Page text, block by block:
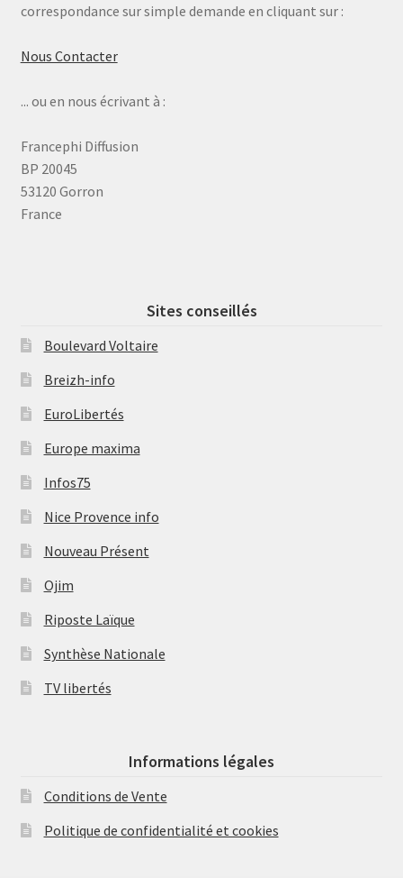
correspondance sur simple demande en cliquant sur :
Nous Contacter
... ou en nous écrivant à :
Francephi Diffusion
BP 20045
53120 Gorron
France
Sites conseillés
Boulevard Voltaire
Breizh-info
EuroLibertés
Europe maxima
Infos75
Nice Provence info
Nouveau Présent
Ojim
Riposte Laïque
Synthèse Nationale
TV libertés
Informations légales
Conditions de Vente
Politique de confidentialité et cookies